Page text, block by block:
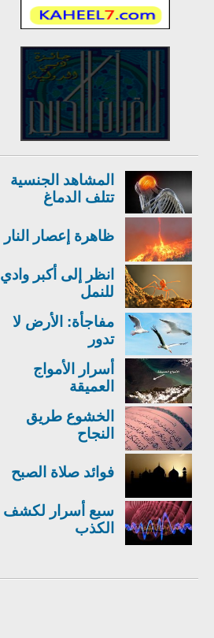
المشاهد الجنسية
تتلف الدماغ
ظاهرة إعصار النار
انظر إلى أكبر وادي
للنمل
مفاجأة: الأرض لا
تدور
أسرار الأمواج
العميقة
الخشوع طريق
النجاح
فوائد صلاة الصبح
سبع أسرار لكشف
الكذب